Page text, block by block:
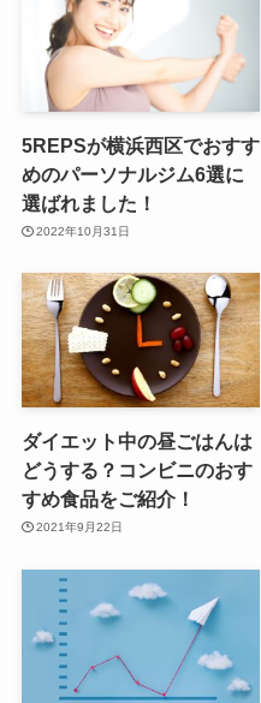
5REPSが横浜西区でおすす
めのパーソナルジム6選に
選ばれました！
2022年10月31日
ダイエット中の昼ごはんは
どうする？コンビニのおす
すめ食品をご紹介！
2021年9月22日